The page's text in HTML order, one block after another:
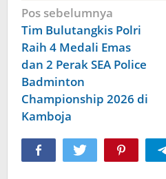
Navigasi
pos
Pos sebelumnya
Tim Bulutangkis Polri
Raih 4 Medali Emas
dan 2 Perak SEA Police
Badminton
Championship 2026 di
Kamboja